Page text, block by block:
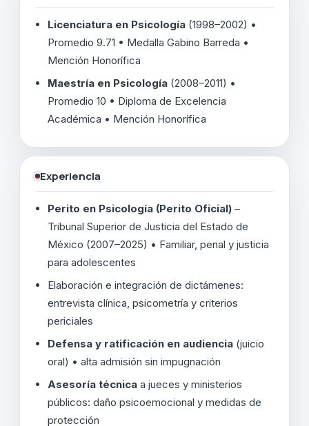
Licenciatura en Psicología (1998–2002) •
Promedio 9.71 • Medalla Gabino Barreda •
Mención Honorífica
Maestría en Psicología (2008–2011) •
Promedio 10 • Diploma de Excelencia
Académica • Mención Honorífica
Experiencia
Perito en Psicología (Perito Oficial) –
Tribunal Superior de Justicia del Estado de
México (2007–2025) • Familiar, penal y justicia
para adolescentes
Elaboración e integración de dictámenes:
entrevista clínica, psicometría y criterios
periciales
Defensa y ratificación en audiencia (juicio
oral) • alta admisión sin impugnación
Asesoría técnica a jueces y ministerios
públicos: daño psicoemocional y medidas de
protección